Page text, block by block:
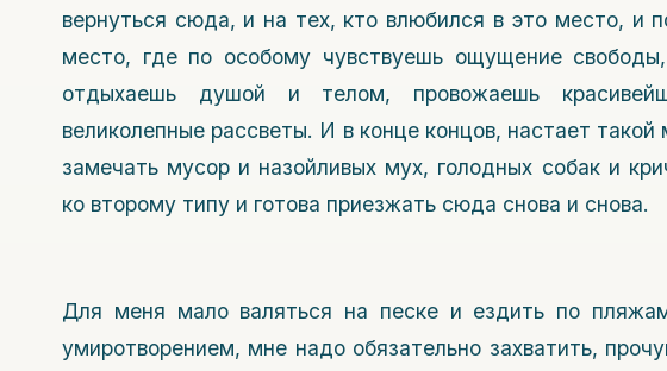
вернуться сюда, и на тех, кто влюбился в это место, и
место, где по особому чувствуешь ощущение
отдыхаешь душой и телом, провожаешь
великолепные рассветы. И в конце концов, настает
замечать мусор и назойливых мух, голодных собак и
ко второму типу и готова приезжать сюда снова и снова.
Для меня мало валяться на песке и ездить по
умиротворением, мне надо обязательно захватить,